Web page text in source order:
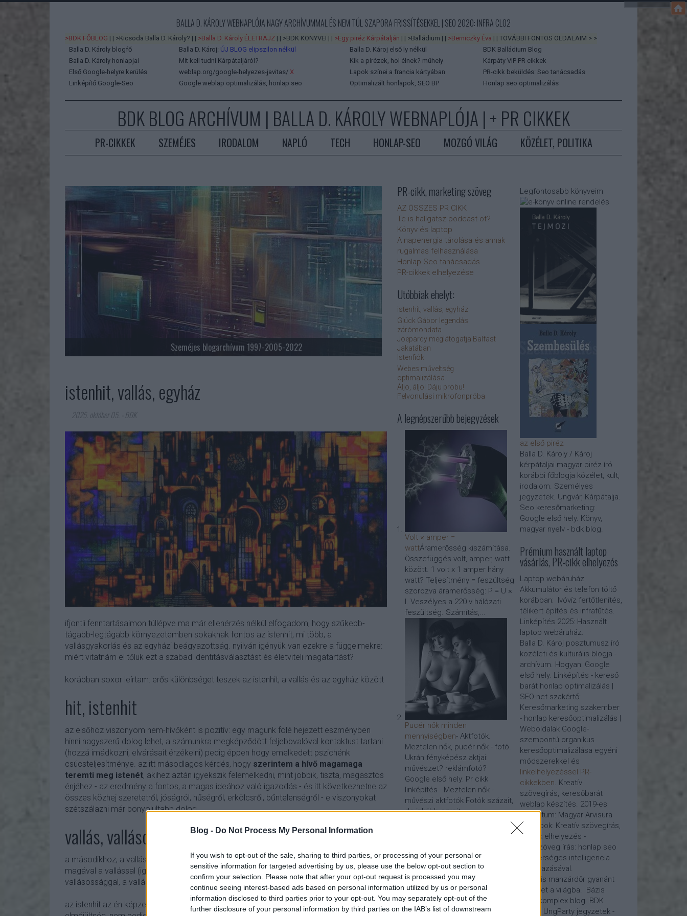
Blog - Do Not Process My Personal Information
If you wish to opt-out of the sale, sharing to third parties, or processing of your personal or
sensitive information for targeted advertising by us, please use the below opt-out section to
confirm your selection. Please note that after your opt-out request is processed you may
continue seeing interest-based ads based on personal information utilized by us or personal
information disclosed to third parties prior to your opt-out. You may separately opt-out of the
further disclosure of your personal information by third parties on the IAB’s list of downstream
BALLA D. KÁROLY WEBNAPLÓJA NAGY ARCHÍVUMMAL ÉS NEM TÚL SZAPORA FRISSÍTÉSEKKEL | SEO 2020: INFRA CLO2
>BDK FŐBLOG | | >Kicsoda Balla D. Károly? | | >Balla D. Károly ÉLETRAJZ | | >BDK KÖNYVEI | | >Egy piréz Kárpátalján | | >Balládium | | >Berniczky Éva | | TOVÁBBI FONTOS OLDALAIM > >
Balla D. Károly blogfő
Balla D. Károj: ÚJ BLOG elipszilon nélkül Balla D. Károj első ly nélkül
BDK Balládium Blog
Balla D. Károly honlapjai
Mit kell tudni Kárpátaljáról? Kik a pirézek, hol élnek? műhely
Kárpáty VIP PR cikkek
Első Google-helyre kerülés
weblap.org/google-helyezes-javitas/ X Lapok színei a francia kártyában
PR-cikk beküldés: Seo tanácsadás
Linképítő Google-Seo
Google weblap optimalizálás, honlap seo Optimalizált honlapok, SEO BP Honlap seo optimalizálás
BDK BLOG ARCHÍVUM | BALLA D. KÁROLY WEBNAPLÓJA | + PR CIKKEK
PR-CIKKEK SZEMÉJES IRODALOM NAPLÓ TECH HONLAP-SEO MOZGÓ VILÁG KÖZÉLET, POLITIKA
Szeméjes blogarchívum 1997-2005-2022
istenhit, vallás, egyház
2025. október 05. BDK
ifjontii fenntartásaimon túllépve ma már ellenérzés nélkül elfogadom, hogy szűkebb-
tágabb-legtágabb környezetemben sokaknak fontos az istenhit, mi több, a
vallásgyakorlás és az egyházi beágyazottság. nyilván igényük van ezekre a függelmekre:
miért vitatnám el tőlük ezt a szabad identitásválasztást és életviteli magatartást?
korábban soxor leírtam: erős különbséget teszek az istenhit, a vallás és az egyház között
hit, istenhit
az elsőhöz viszonyom nem-hívőként is pozitív: egy magunk fölé hejezett eszményben
hinni nagyszerű dolog lehet, a számunkra megképződött feljebbvalóval kontaktust tartani
(hozzá imádkozni, elvárásait érzékelni) pedig éppen hogy emelkedett pszichénk
csúcsteljesítménye. az itt másodlagos kérdés, hogy szerintem a hívő magamaga
teremti meg istenét, akihez aztán igyekszik felemelkedni, mint jobbik, tiszta, magasztos
énjéhez - az eredmény a fontos, a magas ideához való igazodás - és itt következhetne az
összes közhej szeretetről, jóságról, hűségről, erkölcsről, bűntelenségről - e viszonyokat
szétszálazni már bonyolultabb dolog
vallás, vallásosság, vallásgyakorlás
a másodikhoz, a valláshoz a viszonyom ambivalens. ha adódik gondom, akkor nem is
magával a vallással (igyekszem filozófiai tartalma felől közelíteni), hanem a
vallásossággal, a vallásgyakorlással,annak is kollektív formájával
az istenhit az én képzetemben intim, bensőséges, szeméjes átélésre alapozott
Legfontosabb könyveim
az első piréz
Balla D. Károly / Károj
kérpátaljai magyar piréz író
korábbi főblogja közélet, kult,
irodalom. Személyes
jegyzetek. Ungvár, Kárpátalja.
Seo keresőmarketing:
Google első hely. Könyv,
magyar nyelv - bdk blog.
Prémium használt laptop
vásárlás, PR-cikk elhelyezés
Laptop webáruház
Akkumulátor és telefon töltő
korábban: Ivóvíz fertőtlenítés,
télikert építés és infrafűtés.
Linképítés 2025: Használt
laptop webáruház.
Balla D. Károj posztumusz író
közéleti és kulturális blogja -
archívum. Hogyan: Google
első hely. Linképítés - kereső
barát honlap optimalizálás |
SEO-net szakértő:
Keresőmarketing szakember
- honlap keresőoptimalizálás |
Weboldalak Google-
szempontú organikus
keresőoptimalizálása egyéni
módszerekkel és
linkelhelyezéssel PR-
cikkekben. Kreatív
szövegírás, keresőbarát
weblap készítés. 2019-es
projektum: Magyar Arvisura
Honlapok: Kreatív szövegírás,
pr cikk elhelyezés -
webszöveg írás: honlap seo
mesterséges intelligencia
alkalmazásával.
Virtuális manzárdőr gyanánt
tekinget a világba. Bázis
blog, komplex blog. BDK
piréz - UngParty jegyzetek -
PR-cikk, marketing szöveg
AZ ÖSSZES PR CIKK
Te is hallgatsz podcast-ot?
Könyv és laptop
A napenergia tárolása és annak
rugalmas felhasználása
Honlap Seo tanácsadás
PR-cikkek elhelyezése
Utóbbiak ehelyt:
istenhit, vallás, egyház
Glück Gábor legendás
zárómondata
Joepardy meglátogatja Balfast
Jakatában
Istenfiók
Webes műveltség
optimalizálása
Áljo, áljo! Dáju probu!
Felvonulási mikrofonpróba
A legnépszerűbb bejegyzések
Volt × amper =
wattÁramerősség kiszámítása.
Összefüggés volt, amper, watt
között. 1 volt x 1 amper hány
watt? Teljesítmény = feszültség
szorozva áramerősség: P = U ×
I. Veszélyes a 220 v hálózati
feszültség. Számítás,...
Pucér nők minden
mennyiségben- Aktfotók.
Meztelen nők, pucér nők - fotó.
Ukrán fényképész aktjai:
művészet? reklámfotó?
Google első hely: Pr cikk
linképítés - Meztelen nők -
művészi aktfotók Fotók százait,
de inkább ezreit...
Ha kíváncsi arra, milyen
módszerrel végezhető a
weboldalak keresőoptimalizálása
és a szemantikus linképítés, kérje
a Google-helyezéseket javító